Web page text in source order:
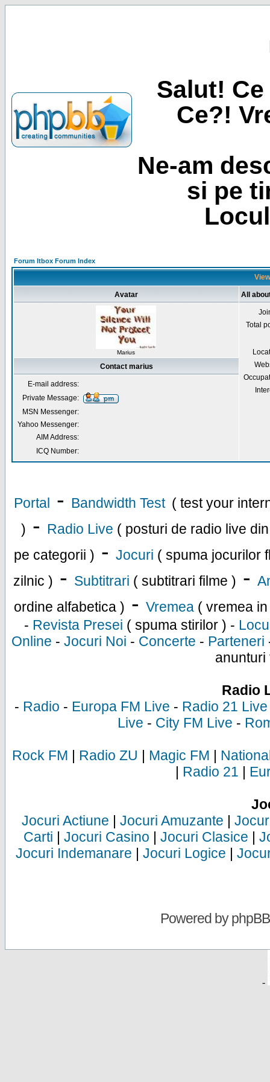
Salut!
Ce?!
Ne-am
si pe
Forum Itbox Forum Index
Avatar All
Marius
Total
Contact marius
E-mail address:
Private Message:
MSN Messenger:
Yahoo Messenger:
AIM Address:
ICQ Number:
Portal - Bandwidth Test ( test your
) - Radio Live ( posturi de radio live
pe categorii ) - Jocuri ( spuma jocurilor
zilnic ) - Subtitrari ( subtitrari filme ) -
ordine alfabetica ) - Vremea ( vremea
- Revista Presei ( spuma stirilor ) -
Online - Jocuri Noi - Concerte - Parteneri
anunturi
Radio
- Radio - Europa FM Live - Radio 21 Live
Live - City FM Live -
Rock FM | Radio ZU | Magic FM |
| Radio 21 |
Jocuri Actiune | Jocuri Amuzante |
Carti | Jocuri Casino | Jocuri Clasice |
Jocuri Indemanare | Jocuri Logice |
Powered byphpBB
-